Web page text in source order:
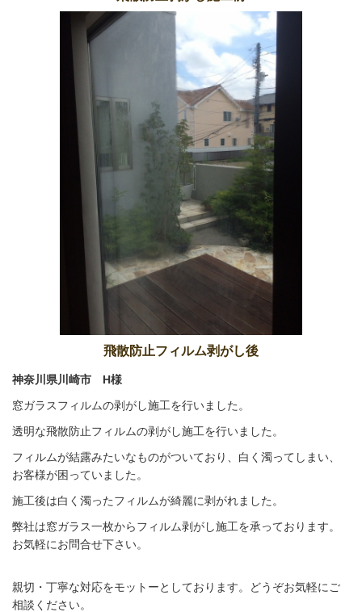
飛散防止フィルム剥がし後
神奈川県川崎市 H様
窓ガラスフィルムの剥がし施工を行いました。
透明な飛散防止フィルムの剥がし施工を行いました。
フィルムが結露みたいなものがついており、白く濁ってしまい、
お客様が困っていました。
施工後は白く濁ったフィルムが綺麗に剥がれました。
弊社は窓ガラス一枚からフィルム剥がし施工を承っております。
お気軽にお問合せ下さい。
親切・丁寧な対応をモットーとしております。どうぞお気軽にご
相談ください。